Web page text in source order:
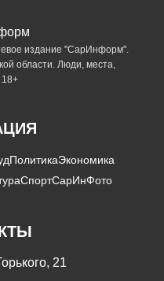
издание "СарИнформ".
области. Люди, места,
ПолитикаЭкономика
СпортСарИнФото
21